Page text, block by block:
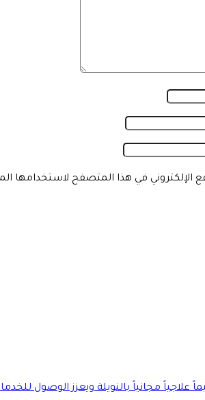
الإلكتروني في هذا المتصفح لاستخدامها
علاجياً مجانياً بالنويلة ويعزز الوصول